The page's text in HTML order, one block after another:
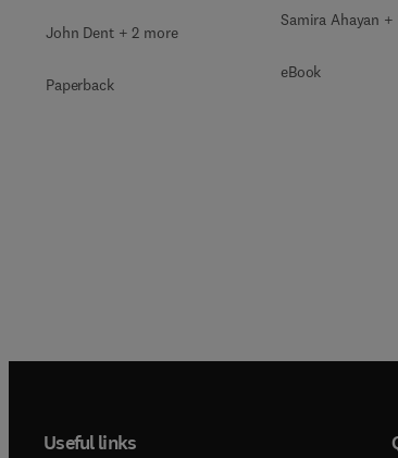
John Dent + 2 more
Paperback
Samira Ahayan +
eBook
Useful links